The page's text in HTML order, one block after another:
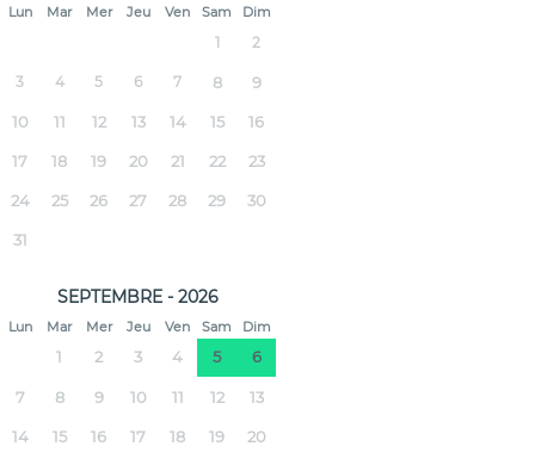
Lun Mar Mer Jeu Ven Sam Dim
1 2
3 4 5 6 7 8 9
10 11 12 13 14 15 16
17 18 19 20 21 22 23
24 25 26 27 28 29 30
31
SEPTEMBRE - 2026
Lun Mar Mer Jeu Ven Sam Dim
1 2 3 4 5 6
7 8 9 10 11 12 13
14 15 16 17 18 19 20